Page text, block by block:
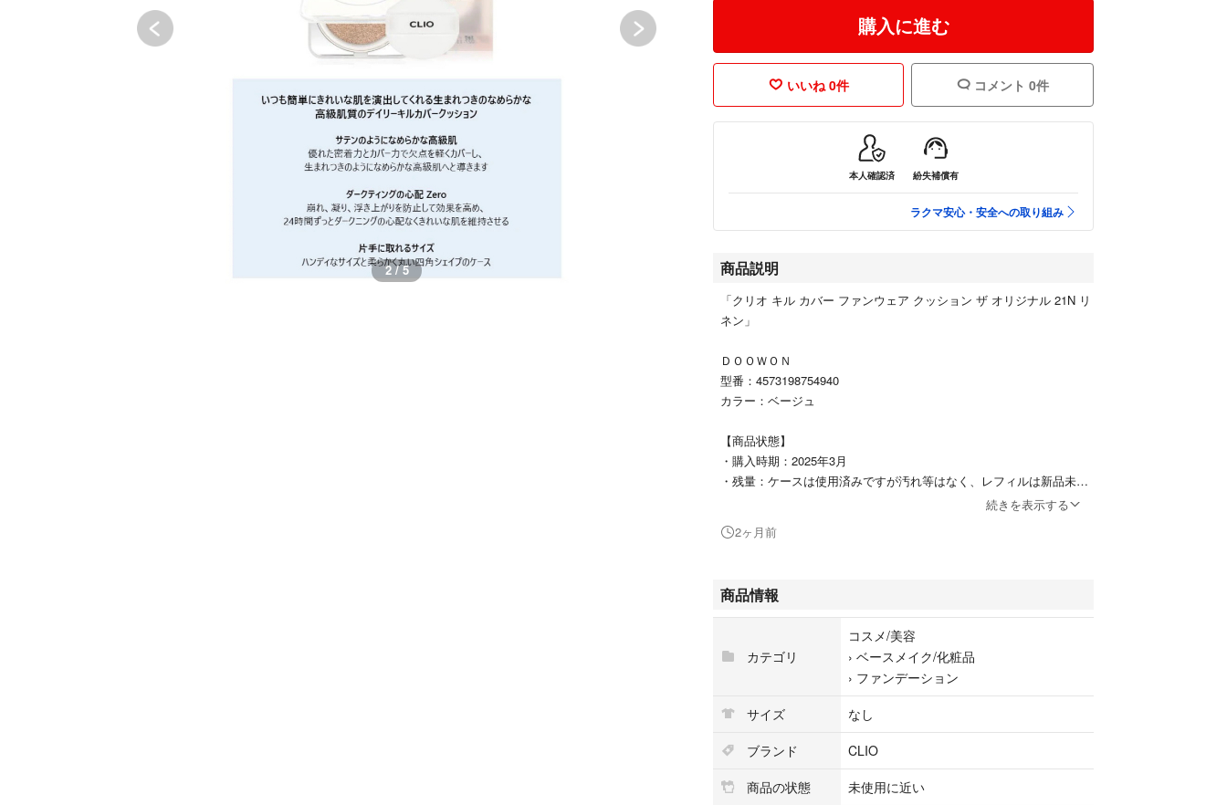
3 / 5
購入に進む
いいね 0件 コメント 0件
本人確認済 紛失補償有
ラクマ安心・安全への取り組み
商品説明
「クリオ キル カバー ファンウェア クッション ザ オリジナル 21N リ
ネン」
ＤＯＯＷＯＮ
型番：4573198754940
カラー：ベージュ
【商品状態】
・購入時期：2025年3月
・残量：ケースは使用済みですが汚れ等はなく、レフィルは新品未開
#ＤＯＯＷＯＮ
#コスメ/美容
#メイクアップ
続きを表示する
2ヶ月前
商品情報
カテゴリ
コスメ/美容
› ベースメイク/化粧品
› ファンデーション
サイズ
なし
ブランド
CLIO
商品の状態
未使用に近い